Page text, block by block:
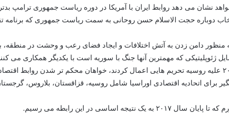
نشان می دهد روابط ایران با آمریکا در دوره ریاست جمهوری ترامپ
دوباره حجت الاسلام حسن روحانی به سمت ریاست جمهوری که برنامه
منظور دامن زدن به آتش اختلافات و ایجاد فضای رعب و وحشت در منطقه،
ژئوپلیتیکی که مهمترین آنها جنگ با سوریه است با یکدیگر همکاری می
اساسی در این رابطه می رسیم.